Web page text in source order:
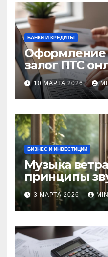
БАНКИ И КРЕДИТЫ
Оформление
залог ПТС
без визита в
требования
10 МАРТА 2026
БИЗНЕС И ИНВЕСТИЦИИ
Музыка
принципы
3 МАРТА 2026